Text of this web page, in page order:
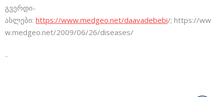
გვერდი-
ასლები: https://www.medgeo.net/daavadebebi/; https://ww
w.medgeo.net/2009/06/26/diseases/
..